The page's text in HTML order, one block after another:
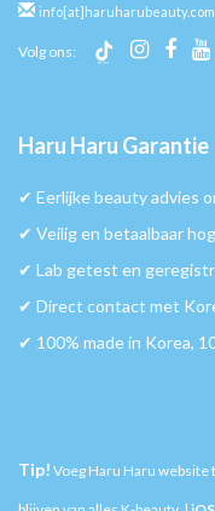
info[at]haruharubeauty.com
Volg ons:
Haru Haru Garantie
✔︎ Eerlijke beauty advies
✔︎ Veilig en betaalbaar
✔︎ Lab getest en
✔︎ Direct contact met
✔︎ 100% made in Korea,
Tip! Voeg Haru Haru